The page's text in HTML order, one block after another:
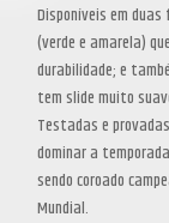
Disponíveis em
(verde e amarela)
durabilidade; e
tem slide muito
Testadas e
dominar a
sendo coroado
Mundial.